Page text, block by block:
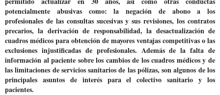
potencialmente abusivascomo: la negación de abono a los
profesionales de las consultas sucesivas y sus revisiones, los contratos
precarios, la derivación de responsabilidad, la desactualización de
cuadros médicos para obtención de mayores ventajas competitivas o las
exclusiones injustificadas de profesionales. Además de la falta de
información al paciente sobre los cambios de los cuadros médicos y de
las limitaciones de servicios sanitarios de las pólizas, son algunos de los
principales asuntos de interés para el colectivo sanitario y los
pacientes.